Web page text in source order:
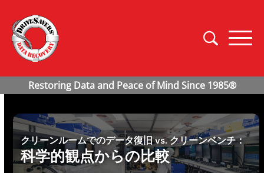
クリーンルームでのデータ復旧 vs. クリーンベンチ：
科学的観点からの比較